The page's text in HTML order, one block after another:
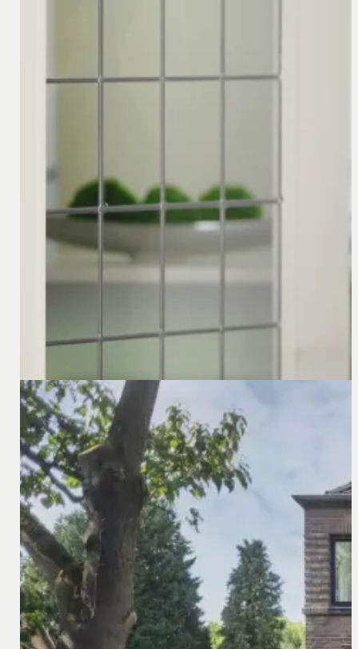
11 augustus 2025
13,90. Ook Nederlandse bedrijven die hun
22 november 2024
Recente uitspraak over de informatieplicht bij
Informatieplicht bij overgang van onderneming in
informatieplicht enigszins af.